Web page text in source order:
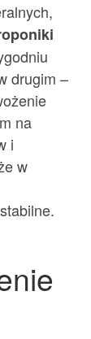
drugim –
na
i
w